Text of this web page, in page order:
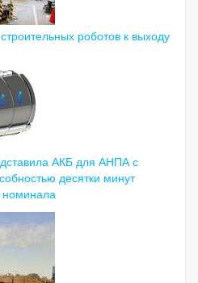
роботов к выходу
АКБ для АНПА с
десятки минут